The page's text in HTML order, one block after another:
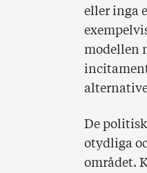
eller inga
modellen
De
otydliga
området.